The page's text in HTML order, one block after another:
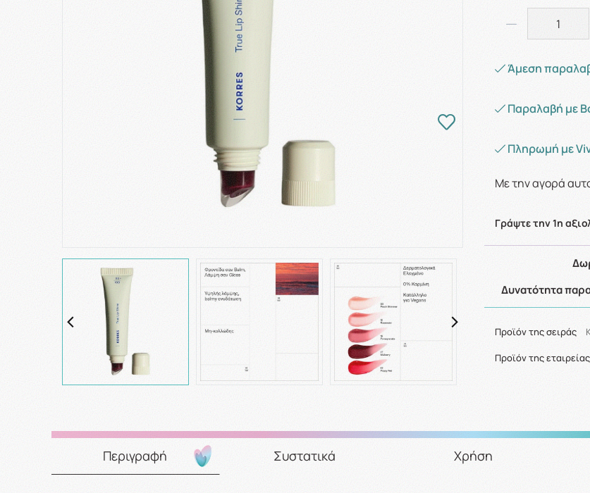
Άμεση
Παραλαβή με
Πληρωμή με
Με την αγορά
Γράψτε την 1η
Δυνατότητα
Προϊόν της σειράς
Προϊόν της
Περιγραφή Συστατικά Χρήση